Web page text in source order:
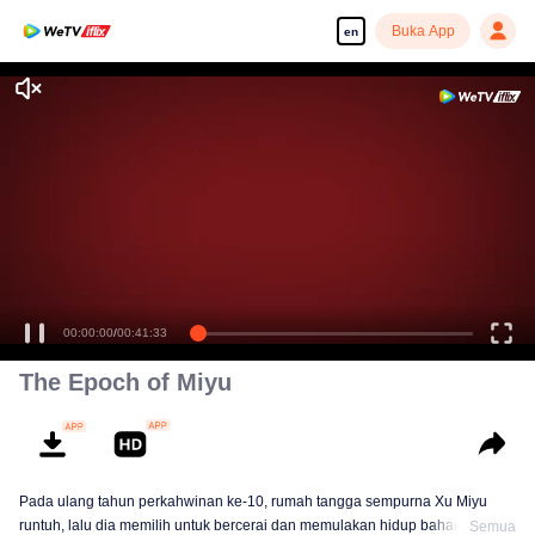
en Buka App
00:00:00/00:41:33
The Epoch of Miyu
Pada ulang tahun perkahwinan ke-10, rumah tangga sempurna Xu Miyu
runtuh, lalu dia memilih untuk bercerai dan memulakan hidup baharu. Semua